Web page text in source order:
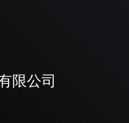
限公司